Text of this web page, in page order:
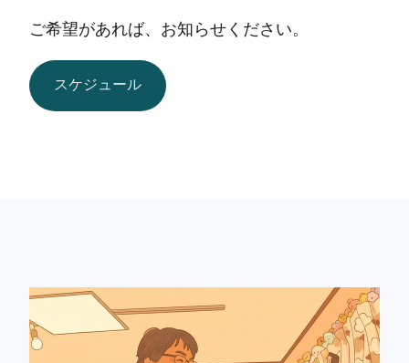
ご希望があれば、お知らせください。
スケジュール